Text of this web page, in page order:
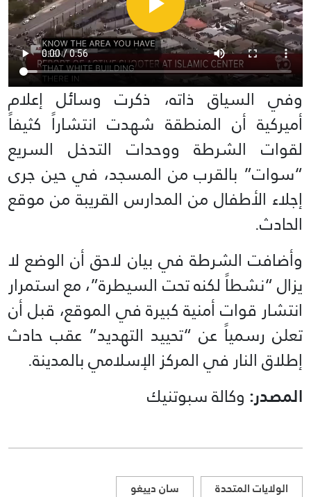
وفي السياق ذاته، ذكرت وسائل إعلام
أميركية أن المنطقة شهدت انتشاراً كثيفاً
لقوات الشرطة ووحدات التدخل السريع
“سوات” بالقرب من المسجد، في حين جرى
إجلاء الأطفال من المدارس القريبة من موقع
الحادث.
وأضافت الشرطة في بيان لاحق أن الوضع لا
يزال “نشطاً لكنه تحت السيطرة”، مع استمرار
انتشار قوات أمنية كبيرة في الموقع، قبل أن
تعلن رسمياً عن “تحييد التهديد” عقب حادث
إطلاق النار في المركز الإسلامي بالمدينة.
المصدر: وكالة سبوتنيك
الولايات المتحدة سان دييغو